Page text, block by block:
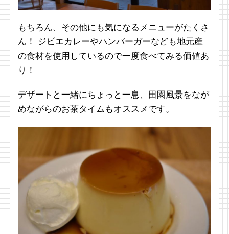
もちろん、その他にも気になるメニューがたくさ
ん！ ジビエカレーやハンバーガーなども地元産
の食材を使用しているので一度食べてみる価値あ
り！
デザートと一緒にちょっと一息、田園風景をなが
めながらのお茶タイムもオススメです。